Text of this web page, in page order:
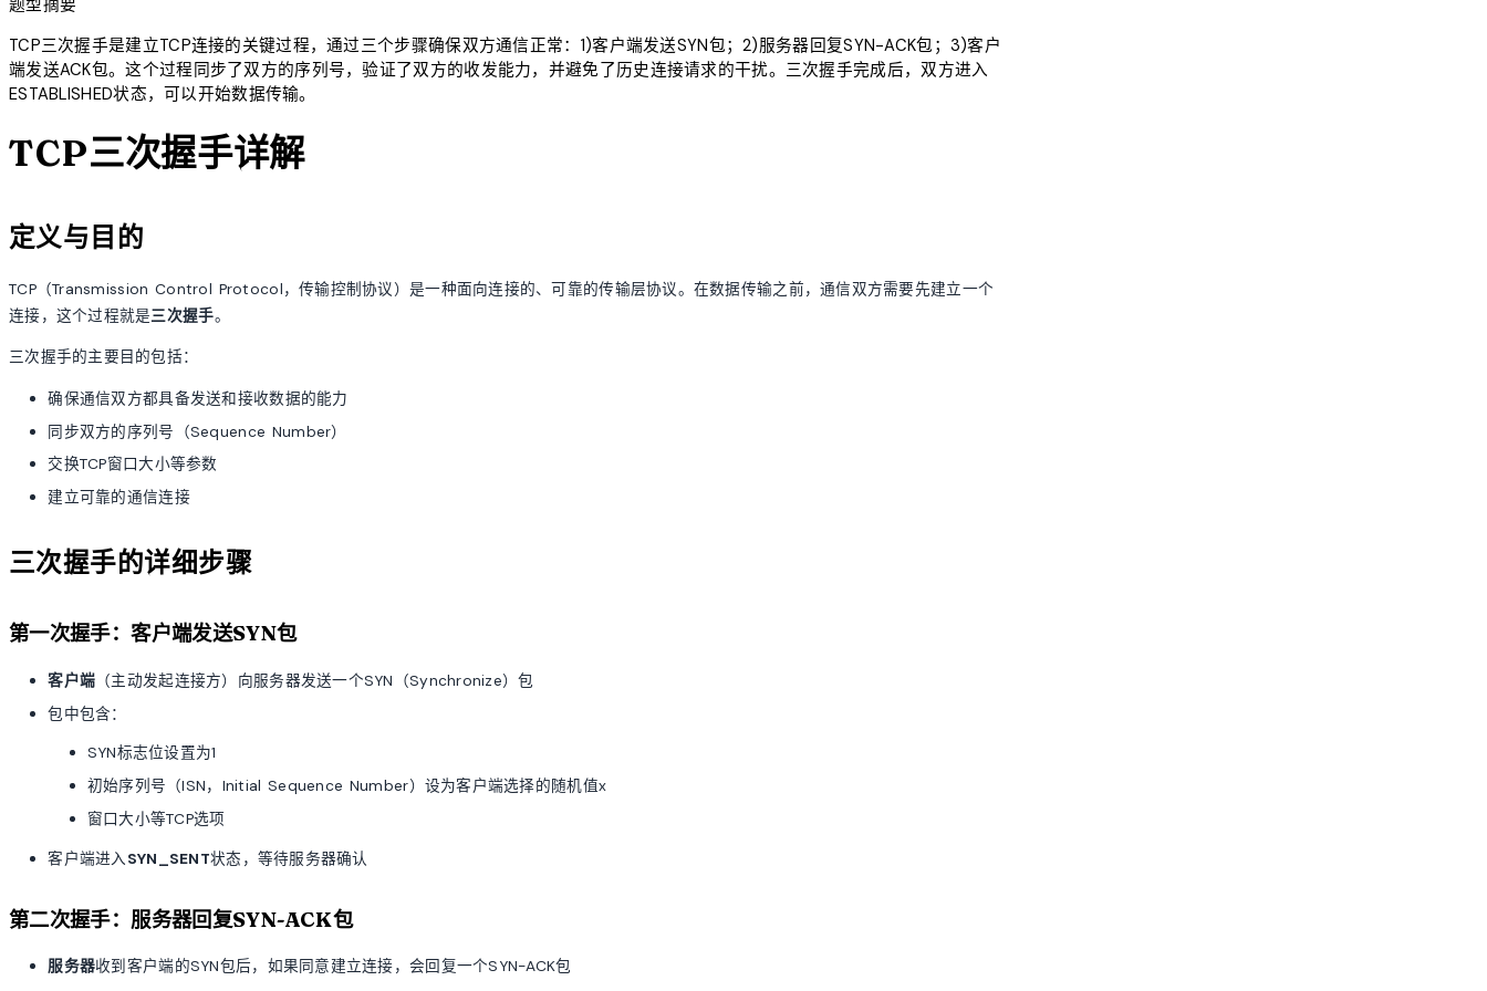
TCP三次握手是建立TCP连接的关键过程，通过三个步骤确保双方通信正常：1)客户端发送SYN包；2)服务器回复SYN-ACK包；3)客户
端发送ACK包。这个过程同步了双方的序列号，验证了双方的收发能力，并避免了历史连接请求的干扰。三次握手完成后，双方进入
ESTABLISHED状态，可以开始数据传输。
TCP三次握手详解
定义与目的
TCP（Transmission Control Protocol，传输控制协议）是一种面向连接的、可靠的传输层协议。在数据传输之前，通信双方需要先建立一个
连接，这个过程就是三次握手。
三次握手的主要目的包括：
确保通信双方都具备发送和接收数据的能力
同步双方的序列号（Sequence Number）
交换TCP窗口大小等参数
建立可靠的通信连接
三次握手的详细步骤
第一次握手：客户端发送SYN包
客户端 （主动发起连接方）向服务器发送一个SYN（Synchronize）包
包中包含：
SYN标志位设置为1
初始序列号（ISN，Initial Sequence Number）设为客户端选择的随机值x
窗口大小等TCP选项
客户端进入SYN_SENT状态，等待服务器确认
第二次握手：服务器回复SYN-ACK包
服务器收到客户端的SYN包后，如果同意建立连接，会回复一个SYN-ACK包